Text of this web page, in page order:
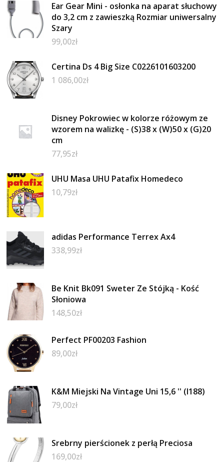
Ear Gear Mini - osłonka na aparat słuchowy
do 3,2 cm z zawieszką Rozmiar uniwersalny
Szary
99,00zł
Certina Ds 4 Big Size C0226101603200
1 086,00zł
Disney Pokrowiec w kolorze różowym ze
wzorem na walizkę - (S)38 x (W)50 x (G)20
cm
77,95zł
UHU Masa UHU Patafix Homedeco
10,79zł
adidas Performance Terrex Ax4
338,99zł
Be Knit Bk091 Sweter Ze Stójką - Kość
Słoniowa
148,50zł
Perfect PF00203 Fashion
89,00zł
K&M Miejski Na Vintage Uni 15,6 '' (I188)
79,00zł
Srebrny pierścionek z perłą Preciosa
169,00zł